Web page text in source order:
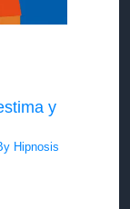
y
Hipnosis